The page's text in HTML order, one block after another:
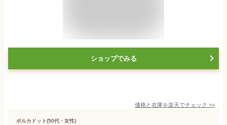
ショップでみる
価格と在庫を楽天でチェック >>
ポルカドット(50代・女性)